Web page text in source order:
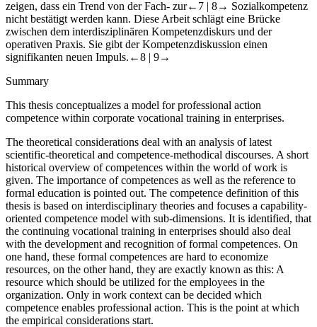
zeigen, dass ein Trend von der Fach- zur←7 | 8→ Sozialkompetenz
nicht bestätigt werden kann. Diese Arbeit schlägt eine Brücke
zwischen dem interdisziplinären Kompetenzdiskurs und der
operativen Praxis. Sie gibt der Kompetenzdiskussion einen
signifikanten neuen Impuls. ←8 | 9→
Summary
This thesis conceptualizes a model for professional action
competence within corporate vocational training in enterprises.
The theoretical considerations deal with an analysis of latest
scientific-theoretical and competence-methodical discourses. A short
historical overview of competences within the world of work is
given. The importance of competences as well as the reference to
formal education is pointed out. The competence definition of this
thesis is based on interdisciplinary theories and focuses a capability-
oriented competence model with sub-dimensions. It is identified, that
the continuing vocational training in enterprises should also deal
with the development and recognition of formal competences. On
one hand, these formal competences are hard to economize
resources, on the other hand, they are exactly known as this: A
resource which should be utilized for the employees in the
organization. Only in work context can be decided which
competence enables professional action. This is the point at which
the empirical considerations start.